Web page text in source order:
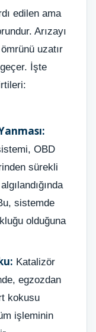
edilen ama
Arızayı
uzatır
İşte
OBD
sürekli
sistemde
olduğuna
Katalizör
egzozdan
kokusu
işleminin